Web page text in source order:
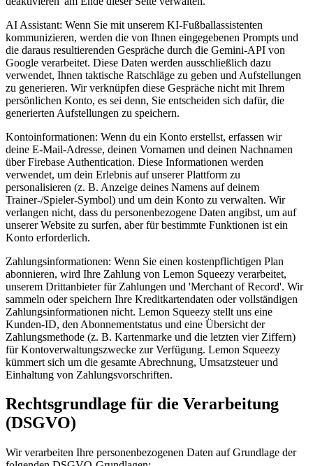
AI Assistant: Wenn Sie mit unserem KI-Fußballassistenten
kommunizieren, werden die von Ihnen eingegebenen Prompts und
die daraus resultierenden Gespräche durch die Gemini-API von
Google verarbeitet. Diese Daten werden ausschließlich dazu
verwendet, Ihnen taktische Ratschläge zu geben und Aufstellungen
zu generieren. Wir verknüpfen diese Gespräche nicht mit Ihrem
persönlichen Konto, es sei denn, Sie entscheiden sich dafür, die
generierten Aufstellungen zu speichern.
Kontoinformationen: Wenn du ein Konto erstellst, erfassen wir
deine E-Mail-Adresse, deinen Vornamen und deinen Nachnamen
über Firebase Authentication. Diese Informationen werden
verwendet, um dein Erlebnis auf unserer Plattform zu
personalisieren (z. B. Anzeige deines Namens auf deinem
Trainer-/Spieler-Symbol) und um dein Konto zu verwalten. Wir
verlangen nicht, dass du personenbezogene Daten angibst, um auf
unserer Website zu surfen, aber für bestimmte Funktionen ist ein
Konto erforderlich.
Zahlungsinformationen: Wenn Sie einen kostenpflichtigen Plan
abonnieren, wird Ihre Zahlung von Lemon Squeezy verarbeitet,
unserem Drittanbieter für Zahlungen und 'Merchant of Record'. Wir
sammeln oder speichern Ihre Kreditkartendaten oder vollständigen
Zahlungsinformationen nicht. Lemon Squeezy stellt uns eine
Kunden-ID, den Abonnementstatus und eine Übersicht der
Zahlungsmethode (z. B. Kartenmarke und die letzten vier Ziffern)
für Kontoverwaltungszwecke zur Verfügung. Lemon Squeezy
kümmert sich um die gesamte Abrechnung, Umsatzsteuer und
Einhaltung von Zahlungsvorschriften.
Rechtsgrundlage für die Verarbeitung
(DSGVO)
Wir verarbeiten Ihre personenbezogenen Daten auf Grundlage der